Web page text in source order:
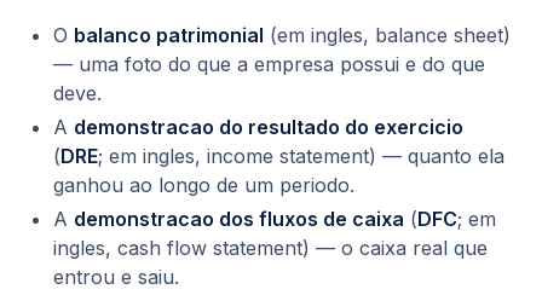
O balanco patrimonial (em ingles, balance sheet)
— uma foto do que a empresa possui e do que
deve.
A demonstracao do resultado do exercicio
(DRE; em ingles, income statement) — quanto ela
ganhou ao longo de um periodo.
A demonstracao dos fluxos de caixa (DFC; em
ingles, cash flow statement) — o caixa real que
entrou e saiu.